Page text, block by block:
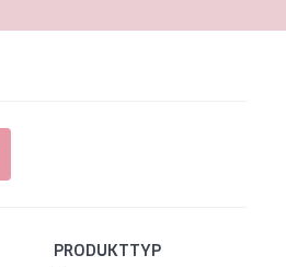
PRODUKTTYP